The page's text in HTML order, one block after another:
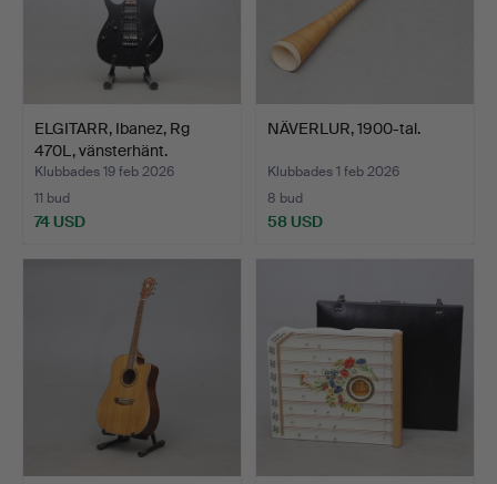
ELGITARR, Ibanez, Rg
470L, vänsterhänt.
Klubbades 19 feb 2026
11 bud
74 USD
NÄVERLUR, 1900-tal.
Klubbades 1 feb 2026
8 bud
58 USD